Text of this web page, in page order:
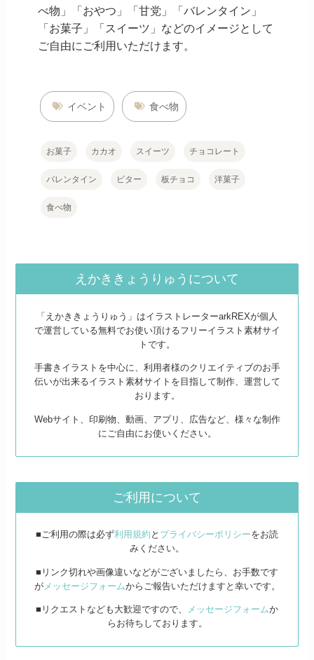
べ物」「おやつ」「甘党」「バレンタイン」
「お菓子」「スイーツ」などのイメージとして
ご自由にご利用いただけます。
イベント 食べ物
お菓子 カカオ スイーツ チョコレート
バレンタイン ビター 板チョコ 洋菓子
食べ物
えかききょうりゅうについて
「えかききょうりゅう」はイラストレーターarkREXが個人
で運営している無料でお使い頂けるフリーイラスト素材サイ
トです。
手書きイラストを中心に、利用者様のクリエイティブのお手
伝いが出来るイラスト素材サイトを目指して制作、運営して
おります。
Webサイト、印刷物、動画、アプリ、広告など、様々な制作
にご自由にお使いください。
ご利用について
■ご利用の際は必ず利用規約 と プライバシーポリシーをお読
みください。
■リンク切れや画像違いなどがございましたら、お手数です
がメッセージフォームからご報告いただけますと幸いです。
■リクエストなども大歓迎ですので、 メッセージフォームか
らお待ちしております。